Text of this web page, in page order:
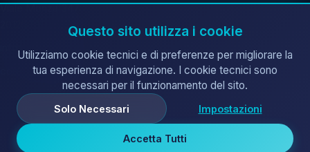
Viale Monza 347
20126 Milano (MI)
info@corematrix.it
corematrix@pec.it
Questo sito utilizza i cookie
Utilizziamo cookie tecnici e di preferenze per migliorare la
tua esperienza di navigazione. I cookie tecnici sono
necessari per il funzionamento del sito.
Solo Necessari Impostazioni
Accetta Tutti